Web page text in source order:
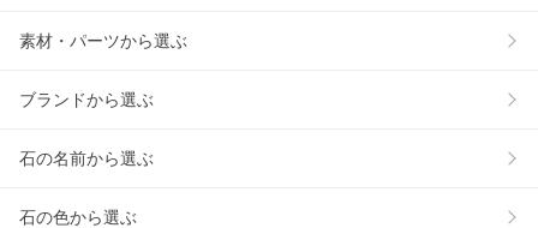
素材・パーツから選ぶ
ブランドから選ぶ
石の名前から選ぶ
石の色から選ぶ